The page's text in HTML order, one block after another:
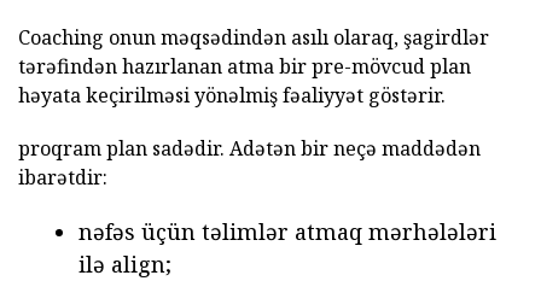
Coaching onun məqsədindən asılı olaraq, şagirdlər
tərəfindən hazırlanan atma bir pre-mövcud plan
həyata keçirilməsi yönəlmiş fəaliyyət göstərir.
proqram plan sadədir. Adətən bir neçə maddədən
ibarətdir:
nəfəs üçün təlimlər atmaq mərhələləri
ilə align;